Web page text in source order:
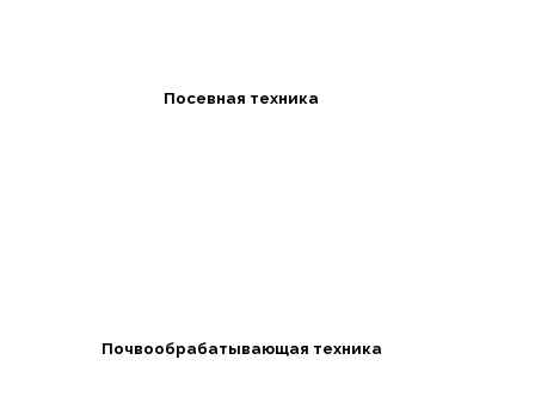
Посевная техника
Почвообрабатывающая техника